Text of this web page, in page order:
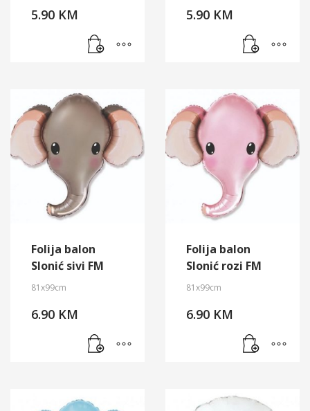
5.90 KM 5.90 KM
Folija balon
Slonić sivi FM
81x99cm
6.90 KM
Folija balon
Slonić rozi FM
81x99cm
6.90 KM